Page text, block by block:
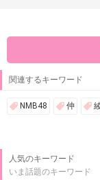
関連するキーワード
NMB48 仲
人気のキーワード
いま話題のキーワード